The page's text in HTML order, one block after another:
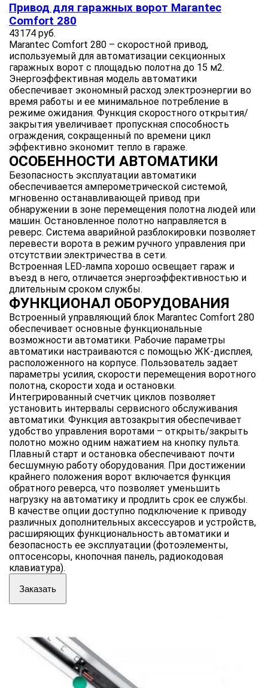
Привод для гаражных ворот Marantec
Comfort 280
43174 руб.
Marantec Comfort 280 – скоростной привод,
используемый для автоматизации секционных
гаражных ворот с площадью полотна до 15 м2.
Энергоэффективная модель автоматики
обеспечивает экономный расход электроэнергии во
время работы и ее минимальное потребление в
режиме ожидания. Функция скоростного открытия/
закрытия увеличивает пропускная способность
ограждения, сокращенный по времени цикл
эффективно экономит тепло в гараже.
ОСОБЕННОСТИ АВТОМАТИКИ
Безопасность эксплуатации автоматики
обеспечивается амперометрической системой,
мгновенно останавливающей привод при
обнаружении в зоне перемещения полотна людей или
машин. Остановленное полотно направляется в
реверс. Система аварийной разблокировки позволяет
перевести ворота в режим ручного управления при
отсутствии электричества в сети.
Встроенная LED-лампа хорошо освещает гараж и
въезд в него, отличается энергоэффективностью и
длительным сроком службы.
ФУНКЦИОНАЛ ОБОРУДОВАНИЯ
Встроенный управляющий блок Marantec Comfort 280
обеспечивает основные функциональные
возможности автоматики. Рабочие параметры
автоматики настраиваются с помощью ЖК-дисплея,
расположенного на корпусе. Пользователь задает
параметры усилия, скорости перемещения воротного
полотна, скорости хода и остановки.
Интегрированный счетчик циклов позволяет
установить интервалы сервисного обслуживания
автоматики. Функция автозакрытия обеспечивает
удобство управления воротами – открыть/закрыть
полотно можно одним нажатием на кнопку пульта.
Плавный старт и остановка обеспечивают почти
бесшумную работу оборудования. При достижении
крайнего положения ворот включается функция
обратного реверса, что позволяет уменьшить
нагрузку на автоматику и продлить срок ее службы.
В качестве опции доступно подключение к приводу
различных дополнительных аксессуаров и устройств,
расширяющих функциональность автоматики и
безопасность ее эксплуатации (фотоэлементы,
оптосенсоры, кнопочная панель, радиокодовая
клавиатура).
Заказать